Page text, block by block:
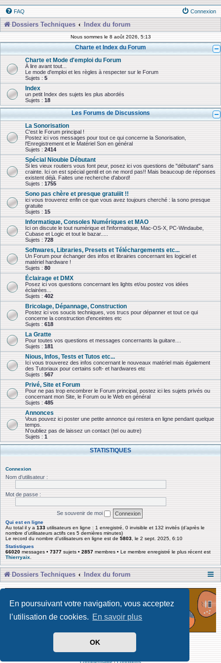
En poursuivant votre navigation, vous acceptez
l’utilisation de cookies. En savoir plus
OK
FAQ Connexion
Dossiers Techniques Index du forum
Nous sommes le 8 août 2026, 5:13
Charte et Index du Forum
Charte et Mode d'emploi du Forum
À lire avant tout...
Le mode d'emploi et les règles à respecter sur le Forum
Sujets : 5
Index
un petit Index des sujets les plus abordés
Sujets : 18
Les Forums de Discussions
La Sonorisation
C'est le Forum principal !
Postez ici vos messages pour tout ce qui concerne la Sonorisation,
l'Enregistrement et le Matériel Son en général
Sujets : 2414
Spécial Nioubie Débutant
Si les vieux routiers vous font peur, posez ici vos questions de "débutant" sans
crainte. Ici on est spécial gentil et on ne mord pas!! Mais beaucoup de réponses
existent déjà. Faites une recherche d'abord!
Sujets : 1755
Sono pas chère et presque gratuiiit !!
ici vous trouverez enfin ce que vous avez toujours cherché : la sono presque
gratuite
Sujets : 15
Informatique, Consoles Numériques et MAO
Ici on discute le tout numérique et l'informatique, Mac-OS-X, PC-Windaube,
Cubase et Logic et tout le bazar.....
Sujets : 728
Softwares, Libraries, Presets et Téléchargements etc...
Un Forum pour échanger des infos et librairies concernant les logiciel et
matériel hardware !
Sujets : 80
Éclairage et DMX
Posez ici vos questions concernant les lights et/ou postez vos idées
éclairées...
Sujets : 402
Bricolage, Dépannage, Construction
Postez ici vos soucis techniques, vos trucs pour dépanner et tout ce qui
concerne la construction d'enceintes etc
Sujets : 618
La Gratte
Pour toutes vos questions et messages concernants la guitare....
Sujets : 181
Nious, Infos, Tests et Tutos etc...
Ici vous trouverez des infos concernant le nouveaux matériel mais également
des Tutoriaux pour certains soft- et hardwares etc
Sujets : 567
Privé, Site et Forum
Pour ne pas trop encombrer le Forum principal, postez ici les sujets privés ou
concernant mon Site, le Forum ou le Web en général
Sujets : 485
Annonces
Vous pouvez ici poster une petite annonce qui restera en ligne pendant quelque
temps.
N'oubliez pas de laissez un contact (tel ou autre)
Sujets : 1
STATISTIQUES
Connexion
Nom d’utilisateur :
Mot de passe :
Se souvenir de moi
Qui est en ligne
Au total il y a 133 utilisateurs en ligne : 1 enregistré, 0 invisible et 132 invités (d’après le
nombre d’utilisateurs actifs ces 5 dernières minutes)
Le record du nombre d’utilisateurs en ligne est de 5803 , le 2 sept. 2025, 6:10
Statistiques
66020 messages • 7377 sujets • 2857 membres • Le membre enregistré le plus récent est
Thierryaix
Dossiers Techniques Index du forum
Développé par Forum Software © phpBB Limited
Traduit par phpBB-fr
Confidentialité|Conditions